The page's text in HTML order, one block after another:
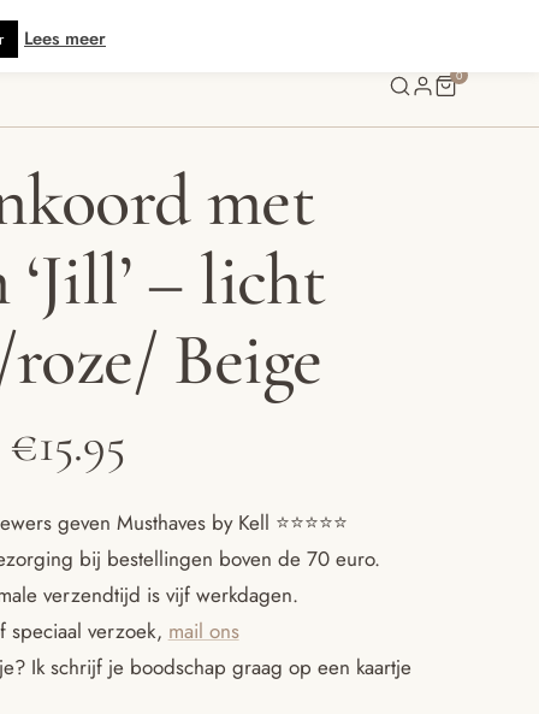
verzending vanaf € 70 · Gratis kaartje met je bestelling • Verzonden binnen
0
met
‘Jill’ – licht
Beige
€15.95Prijsklasse:
€11.95
tot
€15.95
geven Musthaves by Kell ⭐️⭐️⭐️⭐️⭐️
bij bestellingen boven de 70 euro.
verzendtijd is vijf werkdagen.
speciaal verzoek, mail ons
Ik schrijf je boodschap graag op een kaartje
Lees meer